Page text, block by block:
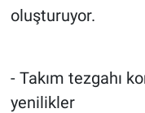
oluşturuyor.
- Takım tezgahı
yenilikler